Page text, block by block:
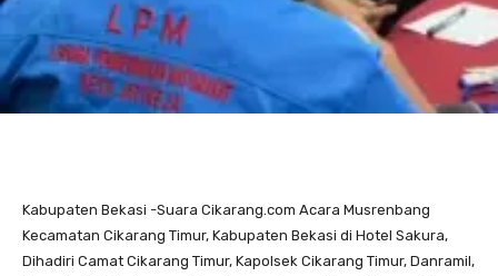
Kabupaten Bekasi -Suara Cikarang.com Acara Musrenbang
Kecamatan Cikarang Timur, Kabupaten Bekasi di Hotel Sakura,
Dihadiri Camat Cikarang Timur, Kapolsek Cikarang Timur, Danramil,